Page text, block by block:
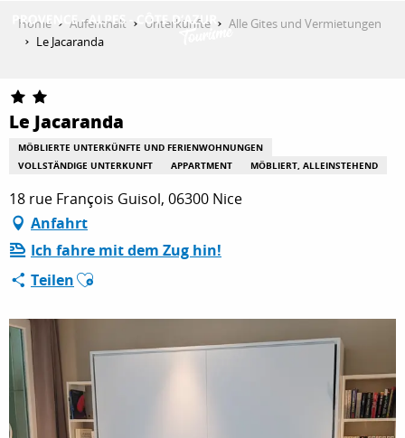
contenu
ENTDECKEN
AKTIVITÄTEN
AUFENTHALT
ESPACE PRO
Home Aufenthalt Unterkünfte
Alle Gites und Vermietungen
Le Jacaranda
Le Jacaranda
MÖBLIERTE UNTERKÜNFTE UND FERIENWOHNUNGEN
VOLLSTÄNDIGE UNTERKUNFT
APPARTMENT MÖBLIERT, ALLEINSTEHEND
18 rue François Guisol, 06300 Nice
Anfahrt
Ich fahre mit dem Zug hin!
TeilenAjouter aux favoris